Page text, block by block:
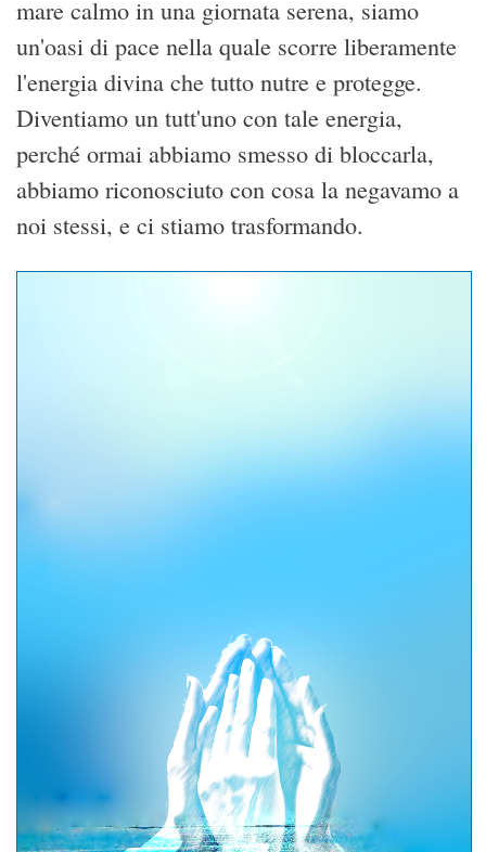
mare calmo in una giornata serena, siamo
un'oasi di pace nella quale scorre liberamente
l'energia divina che tutto nutre e protegge.
Diventiamo un tutt'uno con tale energia,
perché ormai abbiamo smesso di bloccarla,
abbiamo riconosciuto con cosa la negavamo a
noi stessi, e ci stiamo trasformando.